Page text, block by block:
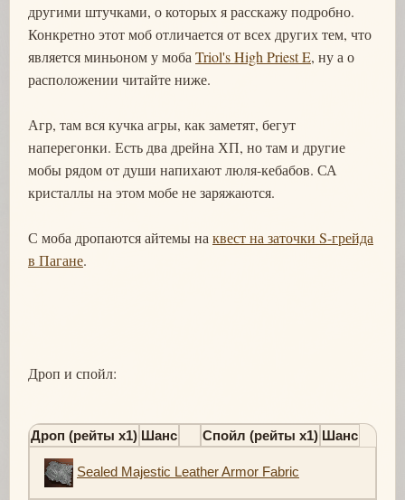
другими штучками, о которых я расскажу подробно.
Конкретно этот моб отличается от всех других тем, что
является миньоном у моба Triol's High Priest E, ну а о
расположении читайте ниже.
Агр, там вся кучка агры, как заметят, бегут
наперегонки. Есть два дрейна ХП, но там и другие
мобы рядом от души напихают люля-кебабов. СА
кристаллы на этом мобе не заряжаются.
С моба дропаются айтемы на квест на заточки S-грейда
в Пагане.
Дроп и спойл:
Дроп (рейты х1) Шанс Спойл (рейты х1) Шанс
Sealed Majestic Leather Armor Fabric